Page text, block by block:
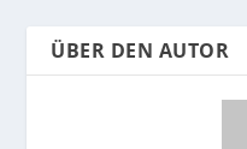
ÜBER DEN AUTOR